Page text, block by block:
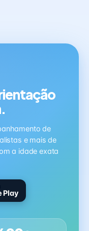
de
e mais de
a idade exata
Play